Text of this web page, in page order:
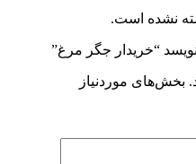
نشده است.
“خریدار جگر مرغ”
بخش‌های موردنیاز